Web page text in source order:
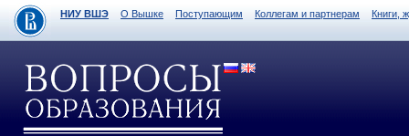
НИУ ВШЭ О Вышке Поступающим Коллегам и партнерам Книги,